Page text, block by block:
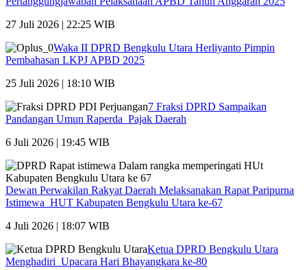
27 Juli 2026 | 22:25 WIB
Waka II DPRD Bengkulu Utara Herliyanto Pimpin
Pembahasan LKPJ APBD 2025
25 Juli 2026 | 18:10 WIB
7 Fraksi DPRD Sampaikan
Pandangan Umun Raperda Pajak Daerah
6 Juli 2026 | 19:45 WIB
Dewan Perwakilan Rakyat Daerah Melaksanakan Rapat Paripurna
Istimewa HUT Kabupaten Bengkulu Utara ke-67
4 Juli 2026 | 18:07 WIB
Ketua DPRD Bengkulu Utara
Menghadiri Upacara Hari Bhayangkara ke-80